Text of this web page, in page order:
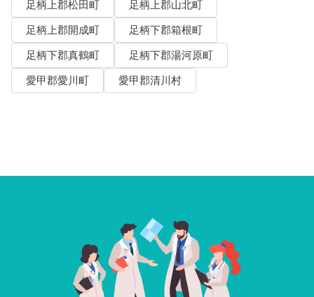
足柄上郡松田町
足柄上郡山北町
足柄上郡開成町
足柄下郡箱根町
足柄下郡真鶴町
足柄下郡湯河原町
愛甲郡愛川町
愛甲郡清川村